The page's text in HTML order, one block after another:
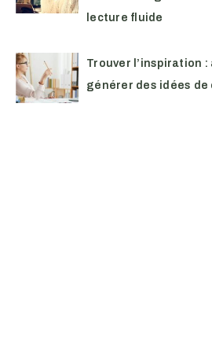
lecture fluide
Trouver l’inspiration :
générer des idées